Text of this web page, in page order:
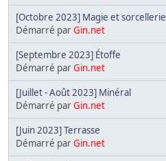
[Octobre 2023] Magie et sorcellerie
Démarré parGin.net
[Septembre 2023] Étoffe
Démarré parGin.net
[Juillet - Août 2023] Minéral
Démarré parGin.net
[Juin 2023] Terrasse
Démarré parGin.net